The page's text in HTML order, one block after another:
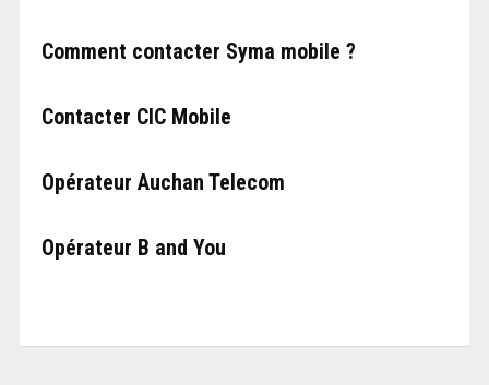
Comment contacter Syma mobile ?
Contacter CIC Mobile
Opérateur Auchan Telecom
Opérateur B and You